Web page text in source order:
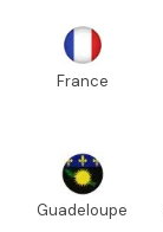
France
Guadeloupe